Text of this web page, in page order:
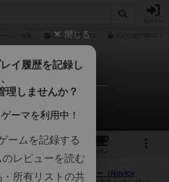
ログイン
のびのびTRPG
TRPG ザ・ホラー
4件の画像
16
カフェ
「のびのびTRPG ザ・ホラー（Novice
閉じる
イ履歴を記録し
理しませんか？
ーマを利用中！
ームを記録する
レビューを読む
所有リストの共